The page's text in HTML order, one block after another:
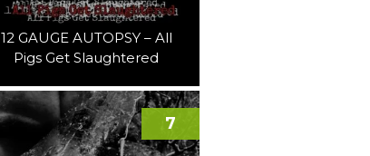
12 GAUGE AUTOPSY – All
Pigs Get Slaughtered
7